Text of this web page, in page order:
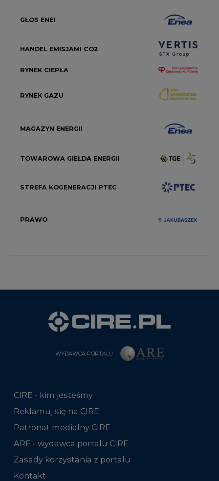
GŁOS ENEI
HANDEL EMISJAMI CO2
RYNEK CIEPŁA
RYNEK GAZU
MAGAZYN ENERGII
TOWAROWA GIEŁDA ENERGII
STREFA KOGENERACJI PTEC
PRAWO
WYDAWCA PORTALU
CIRE - kim jesteśmy
Reklamuj się na CIRE
Patronat medialny CIRE
ARE - wydawca portalu CIRE
Zasady korzystania z portalu
Kontakt